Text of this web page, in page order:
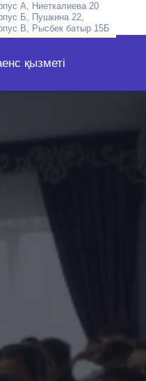
А, Ниеткалиева 20
Б, Пушкина 22,
В, Рысбек батыр 15Б
қызметі